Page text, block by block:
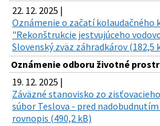
22. 12. 2025 |
Oznámenie o začatí kolaudačného
"Rekonštrukcie jestvujúceho
Slovenský zväz záhradkárov (182,5
Oznámenie odboru životné
19. 12. 2025 |
Záväzné stanovisko zo
súbor Teslova - pred
rovnopis (490,2 kB)